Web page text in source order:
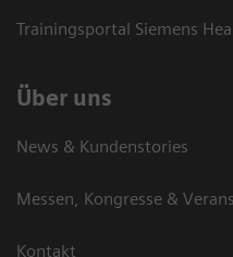
Trainingsportal Siemens
Über uns
News & Kundenstories
Messen, Kongresse &
Kontakt